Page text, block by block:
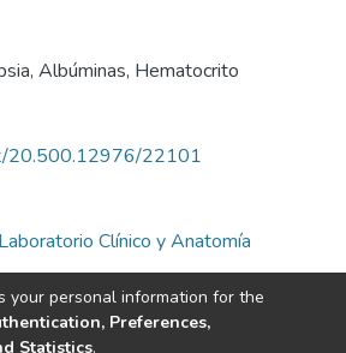
, Albúminas, Hematocrito
20.500.12976/22101
Clínico y Anatomía
your personal information for the
Preferences,
Statistics.